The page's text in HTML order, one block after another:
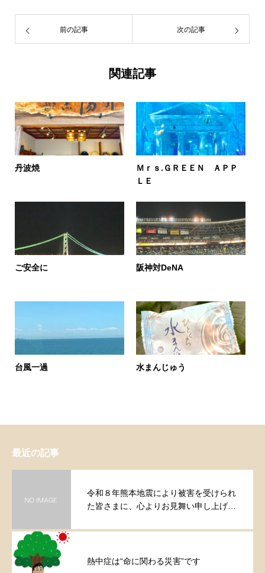
前の記事 次の記事
関連記事
丹波焼
Ｍｒｓ.ＧＲＥＥＮ ＡＰＰ
ＬＥ
ご安全に 阪神対DeNA
台風一過 水まんじゅう
最近の記事
令和８年熊本地震により被害を受けられ
た皆さまに、心よりお見舞い申し上げま
熱中症は“命に関わる災害”です